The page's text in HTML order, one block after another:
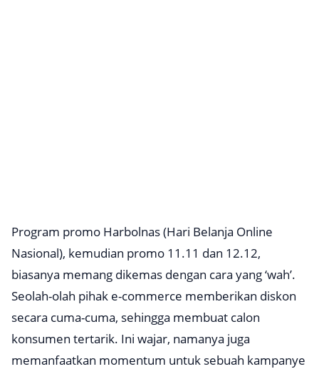
Program promo Harbolnas (Hari Belanja Online
Nasional), kemudian promo 11.11 dan 12.12,
biasanya memang dikemas dengan cara yang ‘wah’.
Seolah-olah pihak e-commerce memberikan diskon
secara cuma-cuma, sehingga membuat calon
konsumen tertarik. Ini wajar, namanya juga
memanfaatkan momentum untuk sebuah kampanye